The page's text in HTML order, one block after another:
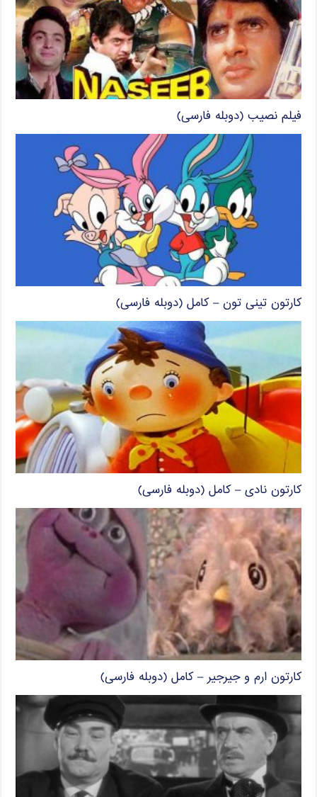
فیلم نصیب (دوبله فارسی)
کارتون تینی تون – کامل (دوبله فارسی)
کارتون نادی – کامل (دوبله فارسی)
کارتون ارم و جیرجیر – کامل (دوبله فارسی)